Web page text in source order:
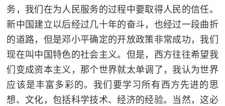
务，我们在为人民服务的过程中要取得人民的信任。
新中国建立以后经过几十年的奋斗，也经过一段曲折
的道路，但是邓小平确定的开放政策非常成功，我们
现在叫中国特色的社会主义。但是，西方往往希望我
们变成资本主义，那个世界就太单调了，我认为世界
应该是丰富多彩的。我们要学习所有西方先进的思
想、文化，包括科学技术、经济的经验。当然，这必